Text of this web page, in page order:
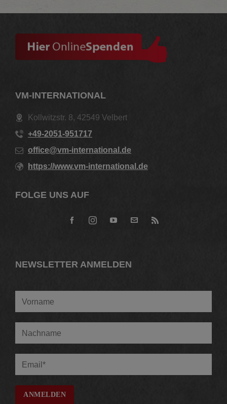
VM-INTERNATIONAL
Kollwitzstr. 8, 42549 Velbert
+49-2051-951717
office@vm-international.de
https://www.vm-international.de
FOLGE UNS AUF
NEWSLETTER ANMELDEN